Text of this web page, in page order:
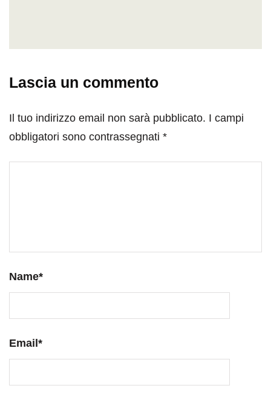
Lascia un commento
Il tuo indirizzo email non sarà pubblicato. I campi
obbligatori sono contrassegnati *
Name*
Email *